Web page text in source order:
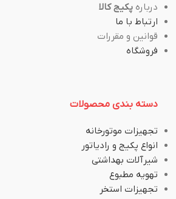
درباره پکیج کالا
ارتباط با ما
قوانین و مقررات
فروشگاه
دسته بندی محصولات
تجهیزات موتورخانه
انواع پکیج و رادیاتور
شیرآلات بهداشتی
تهویه مطبوع
تجهیزات استخر